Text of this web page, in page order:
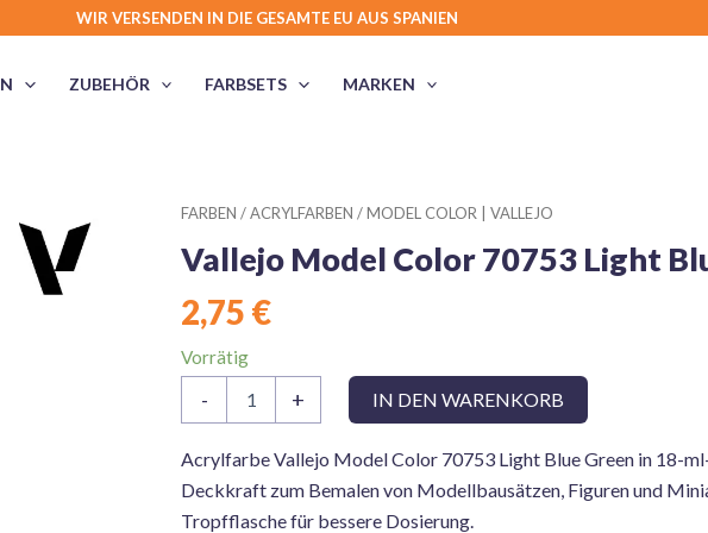
WIR VERSENDEN IN DIE GESAMTE EU AUS SPANIEN
ZUBEHÖR FARBSETS MARKEN
FARBEN /ACRYLFARBEN /MODEL COLOR | VALLEJO
Vallejo Model Color 70753 Light
2,75 €
Vorrätig
-
Model
70753
Light
Green
+ IN DEN WARENKORB
Acrylfarbe Vallejo Model Color 70753 Light Blue Green in 18-
Deckkraft zum Bemalen von Modellbausätzen, Figuren und
Tropfflasche für bessere Dosierung.